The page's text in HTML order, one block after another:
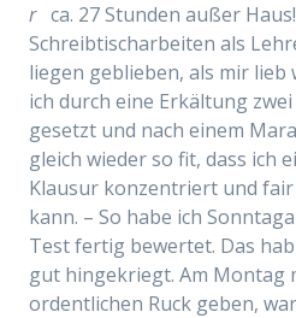
rca. 27 Stunden außer Haus!
Schreibtischarbeiten als
liegen geblieben, als mir
ich durch eine Erkältung
gesetzt und nach einem
gleich wieder so fit, dass ich
Klausur konzentriert und
kann. – So habe ich
Test fertig bewertet. Das
gut hingekriegt. Am Montag
ordentlichen Ruck geben,